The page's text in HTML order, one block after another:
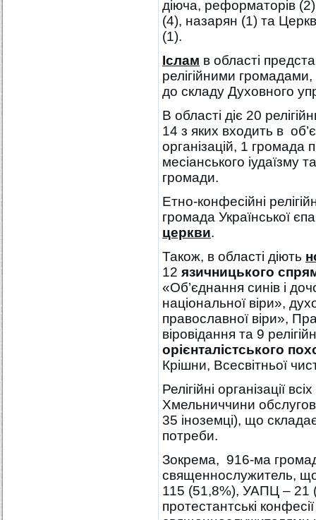
діюча, реформаторів
(4), назарян (1) та
(1).
Іслам в області
релігійними
до складу Духовного
В області діє 20
14 з яких входить в
організацій, 1 громада
месіанського іудаїзму
громади.
Етно-конфесійні
громада Української
церкви.
Також, в області діють
12 язичницького
«Об’єднання синів і
національної віри»,
православної віри»,
віровідання та 9
орієнталістського
Крішни, Всесвітньої
Релігійні організації
Хмельниччини
35 іноземці), що
потреби.
Зокрема, 916-ма
священнослужитель,
115 (51,8%), УАПЦ – 21
протестантські